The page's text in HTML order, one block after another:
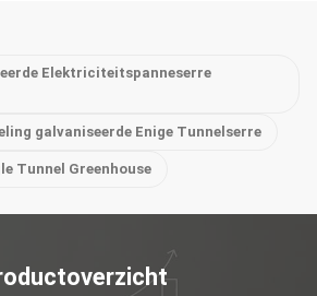
Elektriciteitspanneserre
galvaniseerde Enige Tunnelserre
Tunnel Greenhouse